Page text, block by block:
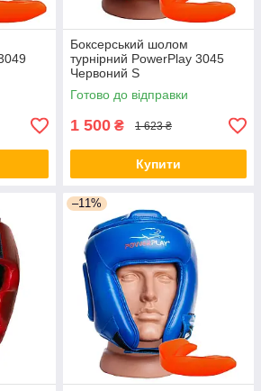
Боксерський шолом
турнірний PowerPlay 3045
Червоний S
Готово до відправки
1 500 ₴ 1 623 ₴
Купити
–11%